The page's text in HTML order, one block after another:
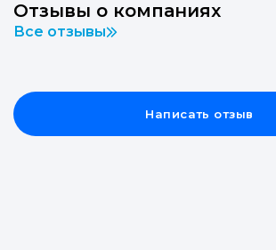
Отзывы о компаниях
Все отзывы
Написать отзыв